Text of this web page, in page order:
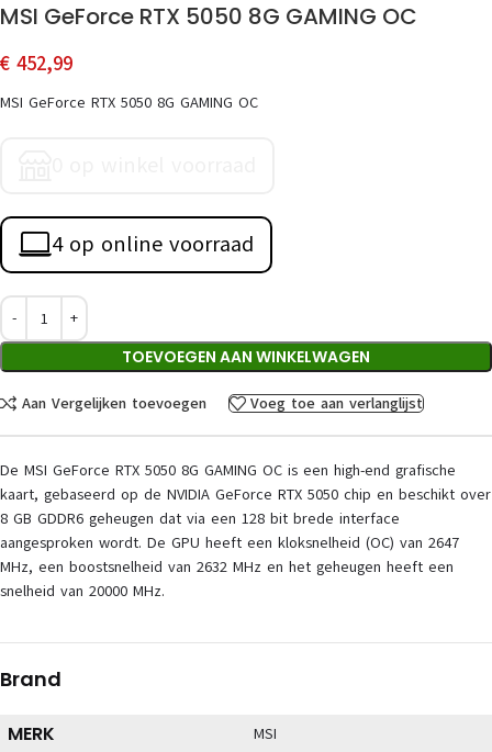
MSI GeForce RTX 5050 8G GAMING OC
€ 452,99
MSI GeForce RTX 5050 8G GAMING OC
4 op online voorraad
TOEVOEGEN AAN WINKELWAGEN
Aan Vergelijken toevoegen Voeg toe aan verlanglijst
De MSI GeForce RTX 5050 8G GAMING OC is een high-end grafische
kaart, gebaseerd op de NVIDIA GeForce RTX 5050 chip en beschikt over
8 GB GDDR6 geheugen dat via een 128 bit brede interface
aangesproken wordt. De GPU heeft een kloksnelheid (OC) van 2647
MHz, een boostsnelheid van 2632 MHz en het geheugen heeft een
snelheid van 20000 MHz.
Brand
MERK MSI